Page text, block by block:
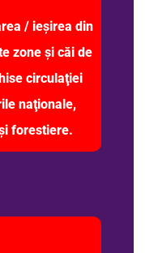
/ ieşirea din
zone şi căi de
circulaţiei
naţionale,
forestiere.